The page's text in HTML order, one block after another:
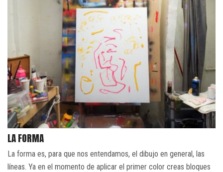
LA FORMA
La forma es, para que nos entendamos, el dibujo en general, las
líneas. Ya en el momento de aplicar el primer color creas bloques